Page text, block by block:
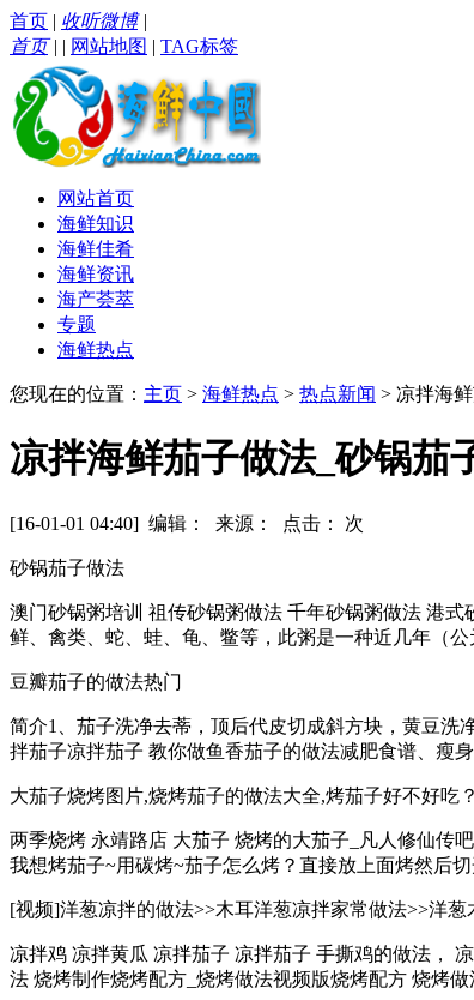
首页 | 收听微博|
首页| | 网站地图 | TAG标签
网站首页
海鲜知识
海鲜佳肴
海鲜资讯
海产荟萃
专题
海鲜热点
您现在的位置： 主页 > 海鲜热点 > 热点新闻 > 凉拌海
凉拌海鲜茄子做法_砂锅茄
[16-01-01 04:40] 编辑： 来源： 点击： 次
砂锅茄子做法
澳门砂锅粥培训 祖传砂锅粥做法 千年砂锅粥做法 港
鲜、禽类、蛇、蛙、龟、鳖等，此粥是一种近几年（
豆瓣茄子的做法热门
简介1、茄子洗净去蒂，顶后代皮切成斜方块，黄豆洗
拌茄子凉拌茄子 教你做鱼香茄子的做法减肥食谱、瘦
大茄子烧烤图片,烧烤茄子的做法大全,烤茄子好不好吃
两季烧烤 永靖路店 大茄子 烧烤的大茄子_凡人修仙传
我想烤茄子~用碳烤~茄子怎么烤？直接放上面烤然后
[视频]洋葱凉拌的做法>>木耳洋葱凉拌家常做法>>洋葱
凉拌鸡 凉拌黄瓜 凉拌茄子 凉拌茄子 手撕鸡的做法，
法 烧烤制作烧烤配方_烧烤做法视频版烧烤配方 烧烤